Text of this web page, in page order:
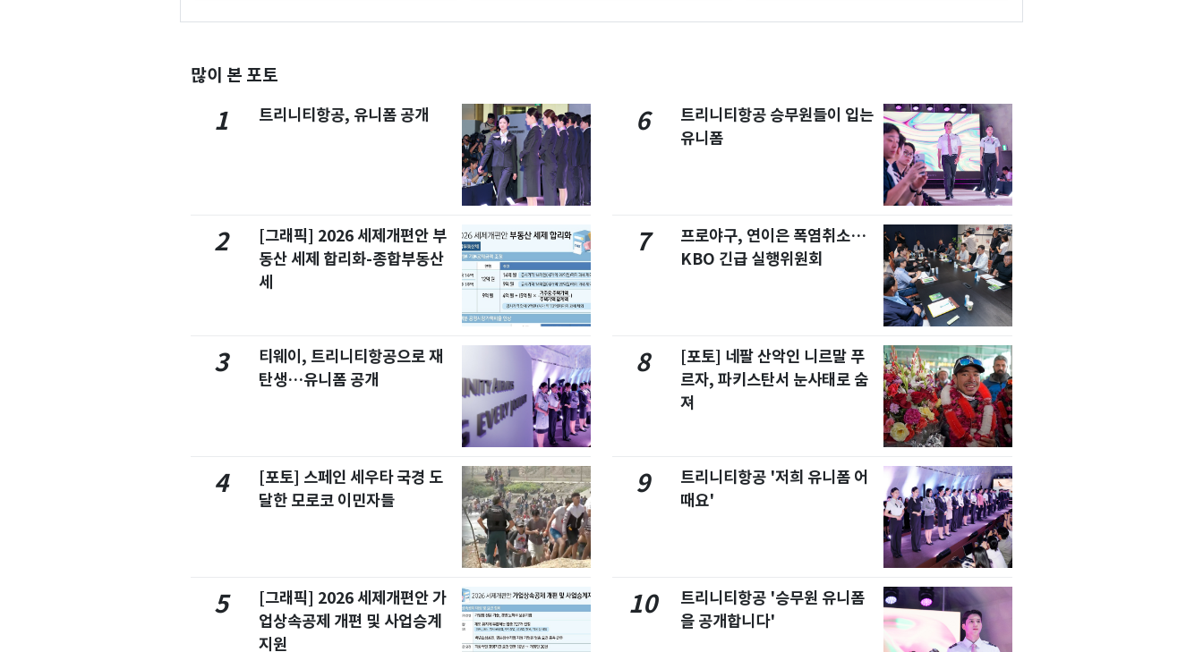
많이 본 포토
1 트리니티항공, 유니폼 공개
2
[그래픽] 2026 세제개편안 부
동산 세제 합리화-종합부동산
세
3
티웨이, 트리니티항공으로 재
탄생…유니폼 공개
4
[포토] 스페인 세우타 국경 도
달한 모로코 이민자들
5
[그래픽] 2026 세제개편안 가
업상속공제 개편 및 사업승계
지원
6
트리니티항공 승무원들이 입는
유니폼
7
프로야구, 연이은 폭염취소…
KBO 긴급 실행위원회
8
[포토] 네팔 산악인 니르말 푸
르자, 파키스탄서 눈사태로 숨
져
9
트리니티항공 '저희 유니폼 어
때요'
10
트리니티항공 '승무원 유니폼
을 공개합니다'